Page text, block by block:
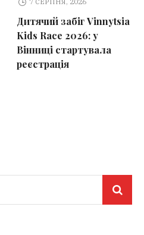
Дитячий забіг Vinnytsia
Kids Race 2026: у
Вінниці стартувала
реєстрація